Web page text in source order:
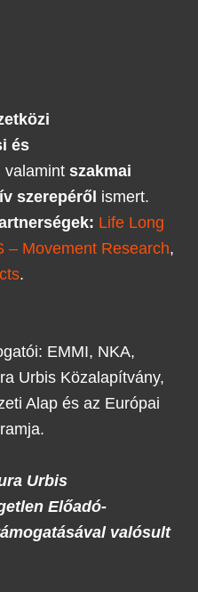
és
valamintszakmai
szerepéről ismert.
Life Long
– Movement Research,
.
EMMI, NKA,
Urbis Közalapítvány,
Alap és az Európai
Urbis
Előadó-
valósult